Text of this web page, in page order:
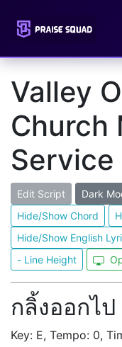
Valley
Church
Edit Script Dark
Hide/Show Chord
Hide/Show English
- Line Height
กลิ้งออกไป
Key: E, Tempo: 0,